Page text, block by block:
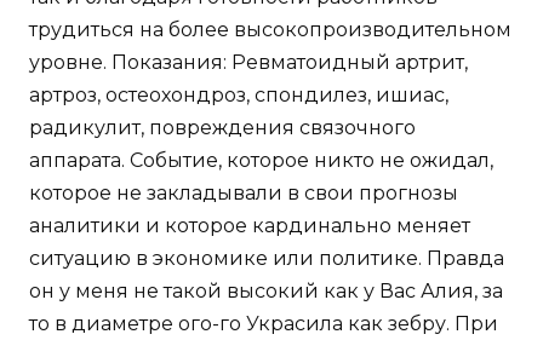
трудиться на более высокопроизводительном
уровне. Показания: Ревматоидный артрит,
артроз, остеохондроз, спондилез, ишиас,
радикулит, повреждения связочного
аппарата. Событие, которое никто не ожидал,
которое не закладывали в свои прогнозы
аналитики и которое кардинально меняет
ситуацию в экономике или политике. Правда
он у меня не такой высокий как у Вас Алия, за
то в диаметре ого-го Украсила как зебру. При